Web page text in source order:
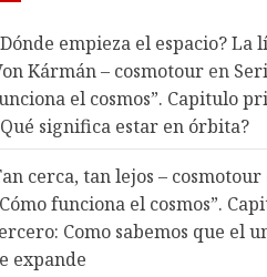
empieza el espacio? La
Kármán – cosmotour en
el cosmos”. Capitulo
significa estar en órbita?
cerca, tan lejos – cosmotour
funciona el cosmos”.
Como sabemos que el
expande